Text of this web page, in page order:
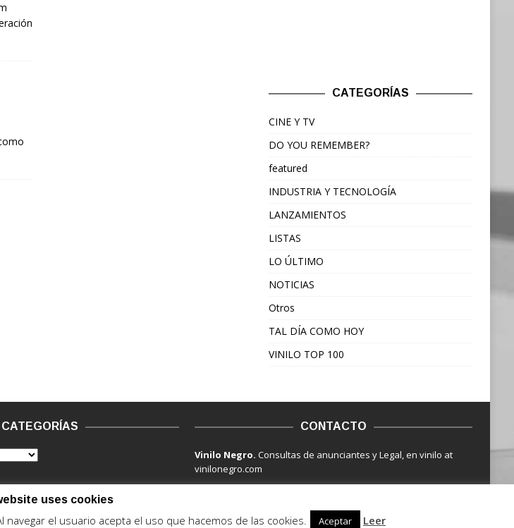
CATEGORÍAS
CINE Y TV
DO YOU REMEMBER?
featured
INDUSTRIA Y TECNOLOGÍA
LANZAMIENTOS
LISTAS
LO ÚLTIMO
NOTICIAS
Otros
TAL DÍA COMO HOY
VINILO TOP 100
CATEGORÍAS CONTACTO
Vinilo Negro.Consultas de anunciantes y Legal, en vinilo at
vinilonegro.com
uses cookies
el usuario acepta el uso que hacemos de las cookies. Aceptar Leer